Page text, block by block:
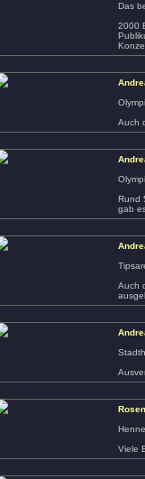
Das
2000
Auch
Rund
gab
Auch
Viele